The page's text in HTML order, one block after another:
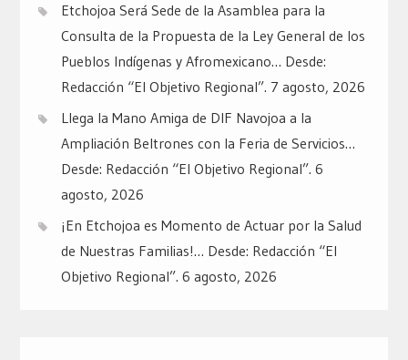
Etchojoa Será Sede de la Asamblea para la
Consulta de la Propuesta de la Ley General de los
Pueblos Indígenas y Afromexicano… Desde:
Redacción “El Objetivo Regional”. 7 agosto, 2026
Llega la Mano Amiga de DIF Navojoa a la
Ampliación Beltrones con la Feria de Servicios…
Desde: Redacción “El Objetivo Regional”. 6
agosto, 2026
¡En Etchojoa es Momento de Actuar por la Salud
de Nuestras Familias!… Desde: Redacción “El
Objetivo Regional”. 6 agosto, 2026